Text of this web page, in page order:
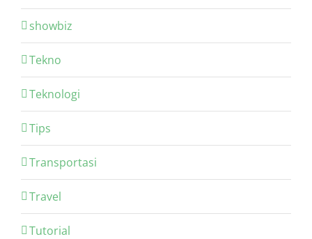
showbiz
Tekno
Teknologi
Tips
Transportasi
Travel
Tutorial